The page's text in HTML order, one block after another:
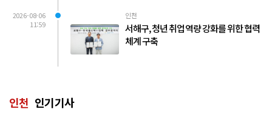
2026-08-06
11:59
인천
서해구, 청년 취업 역량 강화를 위한 협력
체계 구축
인천 인기기사